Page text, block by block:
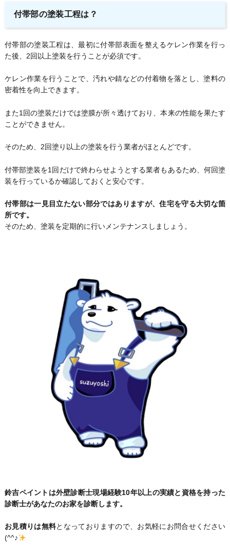
付帯部の塗装工程は？
付帯部の塗装工程は、最初に付帯部表面を整えるケレン作業を行っ
た後、2回以上塗装を行うことが必須です。
ケレン作業を行うことで、汚れや錆などの付着物を落とし、塗料の
密着性を向上できます。
また1回の塗装だけでは塗膜が所々透けており、本来の性能を果たす
ことができません。
そのため、2回塗り以上の塗装を行う業者がほとんどです。
付帯部塗装を1回だけで終わらせようとする業者もあるため、何回塗
装を行っているか確認しておくと安心です。
付帯部は一見目立たない部分ではありますが、住宅を守る大切な箇
所です。
そのため、塗装を定期的に行いメンテナンスしましょう。
鈴吉ペイントは外壁診断士現場経験10年以上の実績と資格を持った
診断士があなたのお家を診断します。
お見積りは無料となっておりますので、お気軽にお問合せください
(^^♪